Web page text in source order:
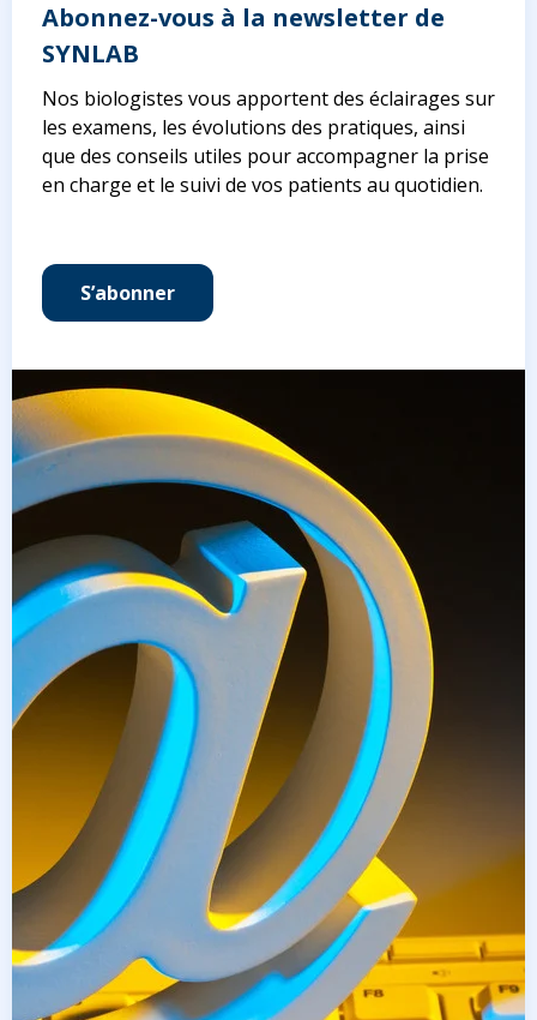
Abonnez-vous à la newsletter de
SYNLAB
Nos biologistes vous apportent des éclairages sur
les examens, les évolutions des pratiques, ainsi
que des conseils utiles pour accompagner la prise
en charge et le suivi de vos patients au quotidien.
S’abonner